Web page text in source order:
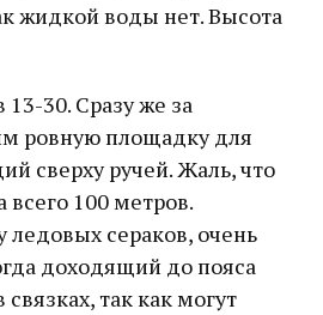
жидкой воды нет. Высота
30. Сразу же за
ровную площадку для
сверху ручей. Жаль, что
100 метров.
сераков, очень
доходящий до пояса
так как могут